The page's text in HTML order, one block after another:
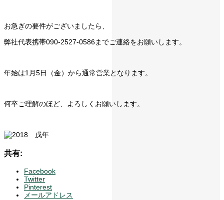
お急ぎの要件がございましたら、
弊社代表携帯090-2527-0586までご連絡をお願いします。
年始は1月5日（金）から通常営業となります。
何卒ご理解のほど、よろしくお願いします。
共有:
Facebook
Twitter
Pinterest
メールアドレス